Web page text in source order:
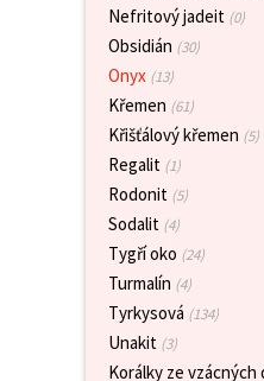
Nefritový jadeit (0)
Obsidián (30)
Onyx (13)
Křemen (61)
Křišťálový křemen (5)
Regalit (1)
Rodonit (5)
Sodalit (4)
Tygří oko (24)
Turmalín (4)
Tyrkysová (134)
Unakit (3)
Korálky ze vzácných